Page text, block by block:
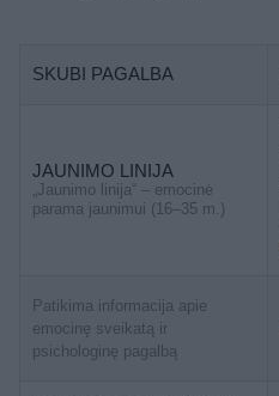
SKUBI PAGALBA
JAUNIMO LINIJA
„Jaunimo linija“ – emocinė
parama jaunimui (16–35 m.)
Patikima informacija apie
emocinę sveikatą ir
psichologinę pagalbą